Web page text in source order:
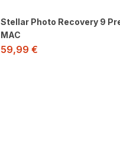
Stellar Photo Recovery 9
MAC
59,99 €